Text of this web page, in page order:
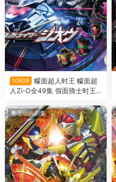
1080P
幪面超人时王 幪面超
人Zi-O全49集 假面骑士时王
粤语动画剧集